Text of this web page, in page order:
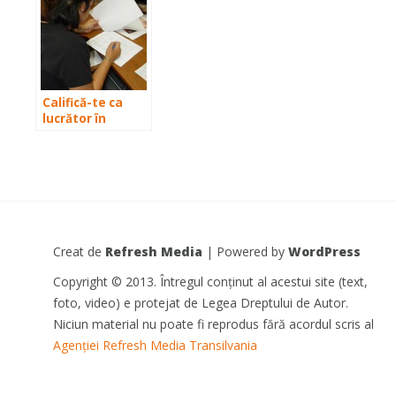
Califică-te ca
lucrător în
Creat de Refresh Media | Powered by WordPress
Copyright © 2013. Întregul conținut al acestui site (text,
foto, video) e protejat de Legea Dreptului de Autor.
Niciun material nu poate fi reprodus fără acordul scris al
Agenției Refresh Media Transilvania